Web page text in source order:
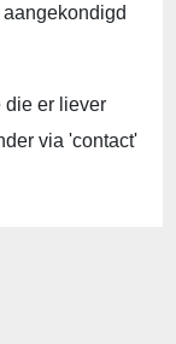
die er liever
via 'contact'